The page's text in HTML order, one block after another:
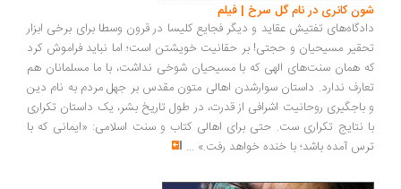
شون کانری در نام گل سرخ | فیلم
دادگاه‌های تفتیش عقاید و دیگر فجایع کلیسا در قرون وسطا برای برخی ابزار
تحقیر مسیحیان و حجتی! بر حقانیت خویشتن است؛ اما نباید فراموش کرد
که همان سنت‌های الهی که با مسیحیان شوخی نداشت، با ما مسلمانان هم
تعارف ندارد. داستان سوارشدن اهالی متون مقدس بر جهل مردم به نام دین
و باجگیری روحانیت اشرافی از قدرت، در طول تاریخ بشر، یک داستان تکراری
با نتایج تکراری ست. حتی برای اهالی کتاب و سنت اسلامی: «ایمانی که با
ترس آمده باشد؛ با خنده خواهد رفت.» ...